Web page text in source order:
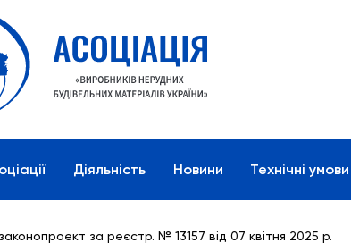
Діяльність Новини Технічні
за реєстр. № 13157 від 07 квітня 2025 р.